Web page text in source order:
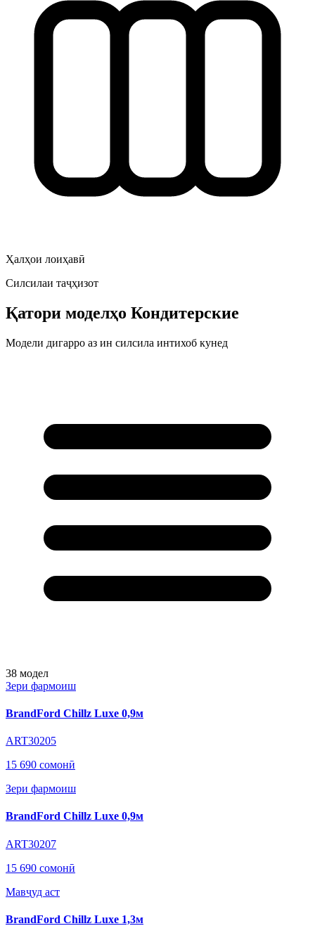
Ҳалҳои лоиҳавӣ
Силсилаи таҷҳизот
Қатори моделҳо Кондитерские
Модели дигарро аз ин силсила интихоб кунед
38 модел
Зери фармоиш
BrandFord Chillz Luxe 0,9м
ART30205
15 690 сомонӣ
Зери фармоиш
BrandFord Chillz Luxe 0,9м
ART30207
15 690 сомонӣ
Мавҷуд аст
BrandFord Chillz Luxe 1,3м